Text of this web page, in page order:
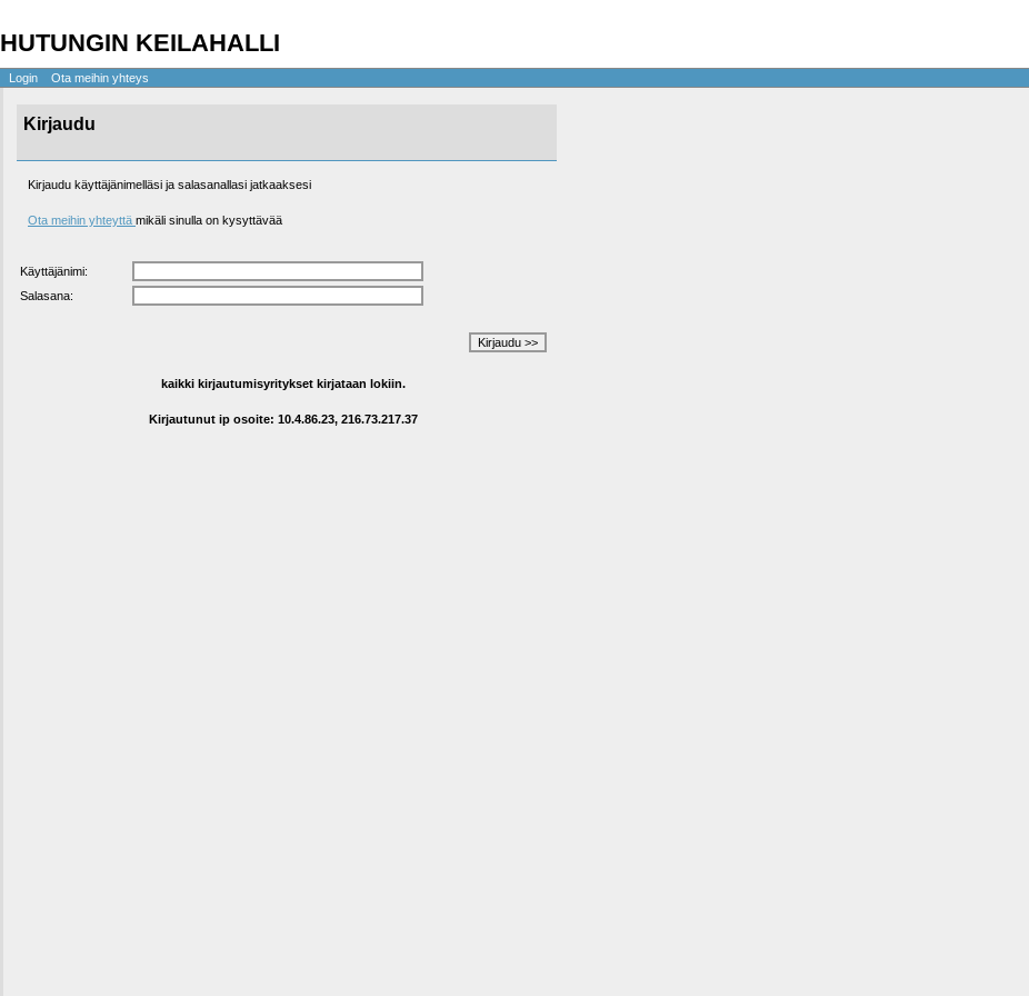
HUTUNGIN KEILAHALLI
Login Ota meihin yhteys
Kirjaudu
Kirjaudu käyttäjänimelläsi ja salasanallasi jatkaaksesi
Ota meihin yhteyttä mikäli sinulla on kysyttävää
Käyttäjänimi:
Salasana:
kaikki kirjautumisyritykset kirjataan lokiin.
Kirjautunut ip osoite: 10.4.86.23, 216.73.217.37